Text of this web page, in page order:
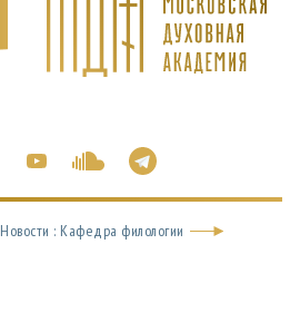
Новости : Кафедра филологии